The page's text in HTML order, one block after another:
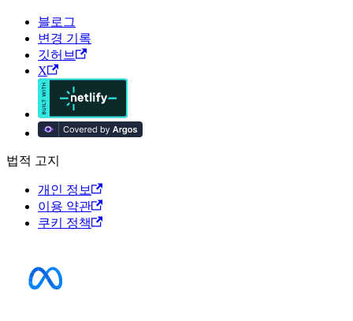
블로그
변경 기록
깃허브
X
법적 고지
개인 정보
이용 약관
쿠키 정책